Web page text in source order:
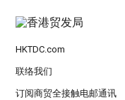
HKTDC.com
联络我们
订阅商贸全接触电邮通讯